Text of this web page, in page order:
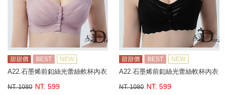
甜甜價 BEST NEW
A22.石墨烯前釦絲光蕾絲軟杯內衣
NT. 1080 NT. 599
甜甜價 BEST NEW
A22.石墨烯前釦絲光蕾絲軟杯內衣
NT. 1080 NT. 599